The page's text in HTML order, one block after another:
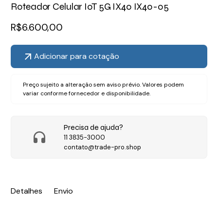
Detalhes Envio
Roteador Celular IoT 5G IX40 IX40-05
R$6.600,00
Adicionar para cotação
Preço sujeito a alteração sem aviso prévio. Valores podem
variar conforme fornecedor e disponibilidade.
Precisa de ajuda?
11 3835-3000
contato@trade-pro.shop